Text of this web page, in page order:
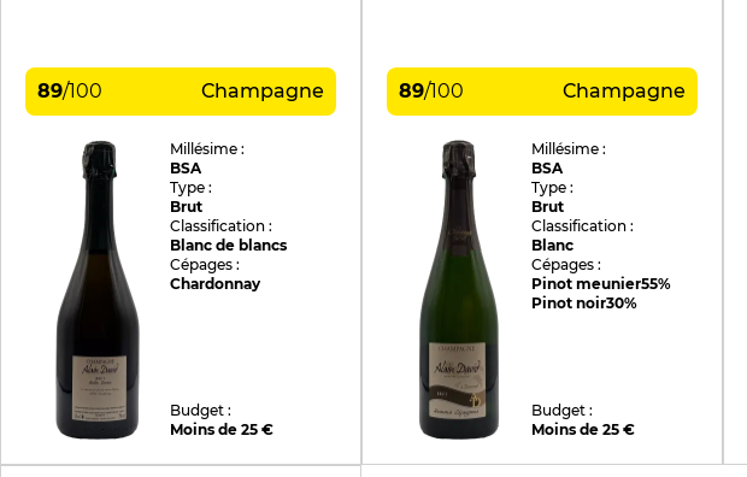
89/100 Champagne
Millésime :
BSA
Type :
Brut
Classification :
Blanc de blancs
Cépages :
Chardonnay
Budget :
Moins de 25 €
89/100 Champagne
Millésime :
BSA
Type :
Brut
Classification :
Blanc
Cépages :
Pinot meunier55%
Pinot noir30%
Budget :
Moins de 25 €